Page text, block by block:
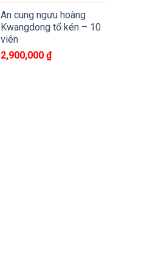
An cung ngưu hoàng
Kwangdong tổ kén – 10
viên
2,900,000 ₫